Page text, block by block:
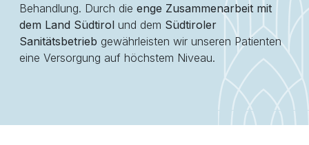
Behandlung. Durch die enge Zusammenarbeit mit
dem Land Südtirol und dem Südtiroler
Sanitätsbetrieb gewährleisten wir unseren Patienten
eine Versorgung auf höchstem Niveau.